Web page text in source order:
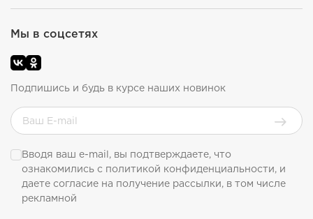
Мы в соцсетях
Подпишись и будь в курсе наших новинок
Вводя ваш e-mail, вы подтверждаете, что
ознакомились с политикой конфиденциальности, и
даете согласие на получение рассылки, в том числе
рекламной